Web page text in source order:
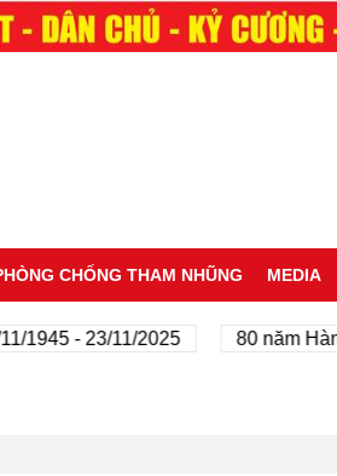
CHỐNG THAM NHŨNG MEDIA
- 23/11/2025 80 năm Hành